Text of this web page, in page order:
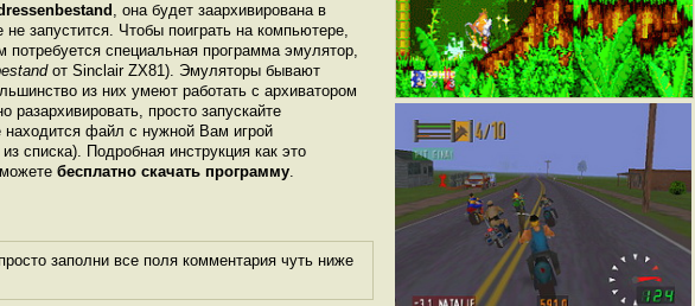
, она будет заархивирована в
запустится. Чтобы поиграть на компьютере,
специальная программа эмулятор,
от Sinclair ZX81). Эмуляторы бывают
из них умеют работать с архиватором
просто запускайте
находится файл с нужной Вам игрой
списка). Подробная инструкция как это
бесплатно скачать программу.
заполни все поля комментария чуть ниже